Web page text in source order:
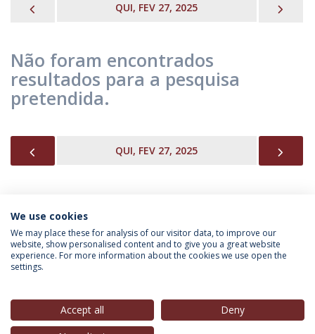
QUI, FEV 27, 2025
Não foram encontrados
resultados para a pesquisa
pretendida.
QUI, FEV 27, 2025
INFORMAÇÃO PARA
We use cookies
We may place these for analysis of our visitor data, to improve our
website, show personalised content and to give you a great website
experience. For more information about the cookies we use open the
settings.
Accept all
Deny